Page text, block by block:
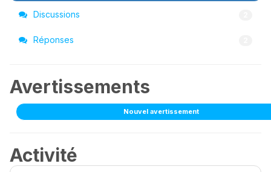
Discussions
Réponses
Avertissements
Nouvel avertissement
Activité